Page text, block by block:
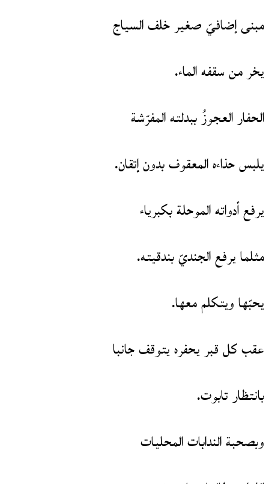
مبنى إضافيّ صغير خلف السياج
يخر من سقفه الماء.
الحفار العجوزُ ببدلته المفرّشة
يلبس حذاءه المعقوف بدون إتقان.
يرفع أدواته الموحلة بكبرياء
مثلما يرفع الجنديّ بندقيته.
يحبّها ويتكلم معها.
عقب كل قبر يحفره يتوقف جانبا
بانتظار تابوت.
وبصحبة الندابات المحليات